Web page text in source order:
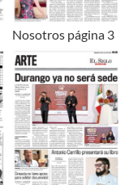
Nosotros página 3